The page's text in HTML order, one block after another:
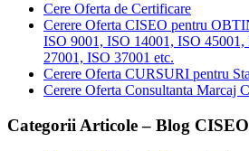
Cere Oferta de Certificare
Cerere Oferta CISEO pentru
ISO 9001, ISO 14001, ISO
27001, ISO 37001 etc.
Cerere Oferta CURSURI pentru
Cerere Oferta Consultanta Marcaj
Categorii Articole – Blog CISEO